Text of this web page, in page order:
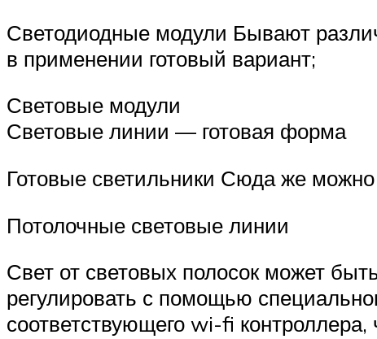
Светодиодные модули Бывают
в применении готовый вариант;
Световые модули
Световые линии — готовая форма
Готовые светильники Сюда же
Потолочные световые линии
Свет от световых полосок может
регулировать с помощью
соответствующего wi-fi